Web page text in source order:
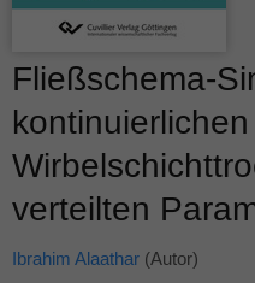
Fließschema-
kontinuierlichen
verteilten
Ibrahim Alaathar (Autor)